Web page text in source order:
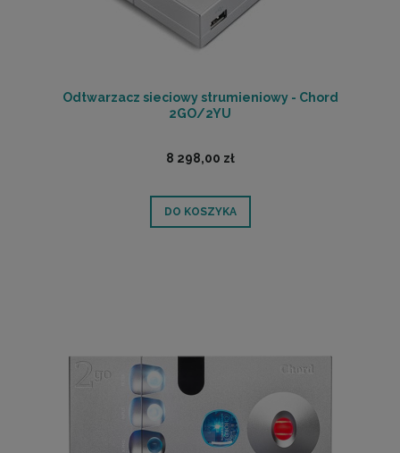
Odtwarzacz sieciowy strumieniowy - Chord
2GO/2YU
8 298,00 zł
DO KOSZYKA